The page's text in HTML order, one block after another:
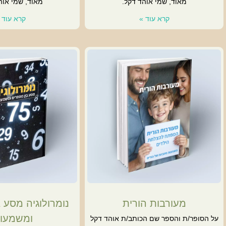
קרא עוד » קרא
מעורבות הורית
על הסופר/ת והספר שם הכותב/ת אוהד דקל
נומרולוגיה